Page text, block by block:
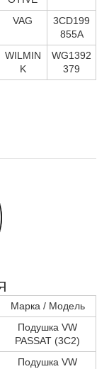
VAG
3CD199
855A
WILMIN
K
WG1392
379
Марка / Модель
Подушка VW
PASSAT (3C2)
Подушка VW